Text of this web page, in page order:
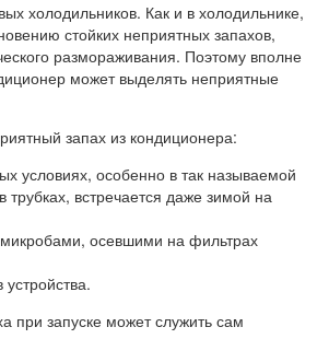
холодильников. Как и в холодильнике,
стойких неприятных запахов,
размораживания. Поэтому вполне
может выделять неприятные
запах из кондиционера:
условиях, особенно в так называемой
встречается даже зимой на
осевшими на фильтрах
при запуске может служить сам